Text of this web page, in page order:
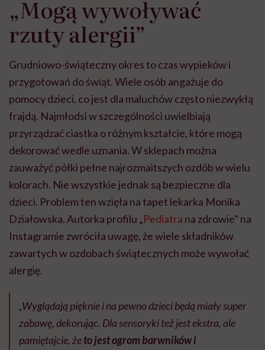
„Mogą wywoływać
rzuty alergii”
Grudniowo-świąteczny okres to czas wypieków i
przygotowań do świąt. Wiele osób angażuje do
pomocy dzieci, co jest dla maluchów często niezwykłą
frajdą. Najmłodsi w szczególności uwielbiają
przyrządzać ciastka o różnym kształcie, które mogą
dekorować wedle uznania. W sklepach można
zauważyć półki pełne najrozmaitszych ozdób w wielu
kolorach. Nie wszystkie jednak są bezpieczne dla
dzieci. Problem ten wzięła na tapet lekarka Monika
Działowska. Autorka profilu „Pediatra na zdrowie” na
Instagramie zwróciła uwagę, że wiele składników
zawartych w ozdobach świątecznych może wywołać
alergię.
„Wyglądają pięknie i na pewno dzieci będą miały super
zabawę, dekorując. Dla sensoryki też jest ekstra, ale
pamiętajcie, żeto jest ogrom barwników i